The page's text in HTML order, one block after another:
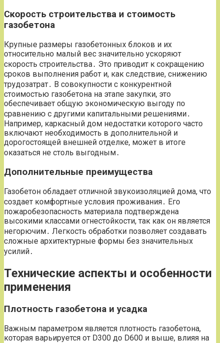
Скорость строительства и стоимость
газобетона
Крупные размеры газобетонных блоков и их
относительно малый вес значительно ускоряют
скорость строительства․ Это приводит к сокращению
сроков выполнения работ и, как следствие, снижению
трудозатрат․ В совокупности с конкурентной
стоимостью газобетона на этапе закупки, это
обеспечивает общую экономическую выгоду по
сравнению с другими капитальными решениями․
Например, каркасный дом недостатки которого часто
включают необходимость в дополнительной и
дорогостоящей внешней отделке, может в итоге
оказаться не столь выгодным․
Дополнительные преимущества
Газобетон обладает отличной звукоизоляцией дома, что
создает комфортные условия проживания․ Его
пожаробезопасность материала подтверждена
высокими классами огнестойкости, так как он является
негорючим․ Легкость обработки позволяет создавать
сложные архитектурные формы без значительных
усилий․
Технические аспекты и особенности
применения
Плотность газобетона и усадка
Важным параметром является плотность газобетона,
которая варьируется от D300 до D600 и выше, влияя на